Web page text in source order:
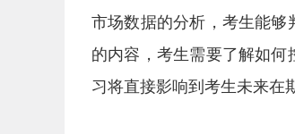
市场数据的分析，考生能够
的内容，考生需要了解如
习将直接影响到考生未来在